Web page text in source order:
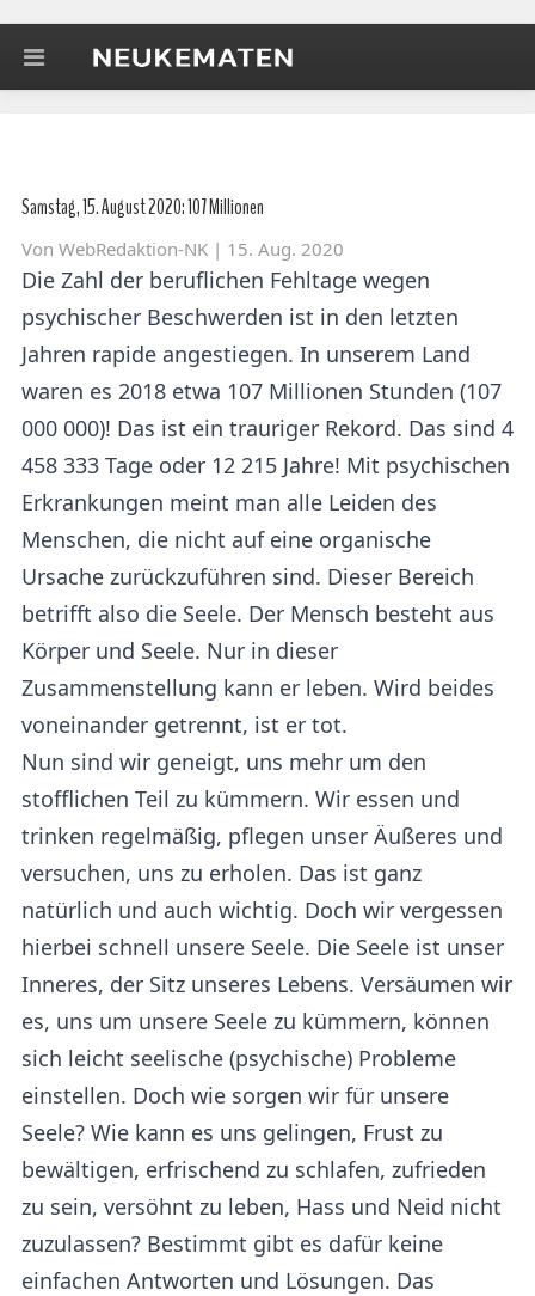
Samstag, 15. August 2020: 107 Millionen
Von WebRedaktion-NK | 15. Aug. 2020
Die Zahl der beruflichen Fehltage wegen
psychischer Beschwerden ist in den letzten
Jahren rapide angestiegen. In unserem Land
waren es 2018 etwa 107 Millionen Stunden (107
000 000)! Das ist ein trauriger Rekord. Das sind 4
458 333 Tage oder 12 215 Jahre! Mit psychischen
Erkrankungen meint man alle Leiden des
Menschen, die nicht auf eine organische
Ursache zurückzuführen sind. Dieser Bereich
betrifft also die Seele. Der Mensch besteht aus
Körper und Seele. Nur in dieser
Zusammenstellung kann er leben. Wird beides
voneinander getrennt, ist er tot.
Nun sind wir geneigt, uns mehr um den
stofflichen Teil zu kümmern. Wir essen und
trinken regelmäßig, pflegen unser Äußeres und
versuchen, uns zu erholen. Das ist ganz
natürlich und auch wichtig. Doch wir vergessen
hierbei schnell unsere Seele. Die Seele ist unser
Inneres, der Sitz unseres Lebens. Versäumen wir
es, uns um unsere Seele zu kümmern, können
sich leicht seelische (psychische) Probleme
einstellen. Doch wie sorgen wir für unsere
Seele? Wie kann es uns gelingen, Frust zu
bewältigen, erfrischend zu schlafen, zufrieden
zu sein, versöhnt zu leben, Hass und Neid nicht
zuzulassen? Bestimmt gibt es dafür keine
einfachen Antworten und Lösungen. Das